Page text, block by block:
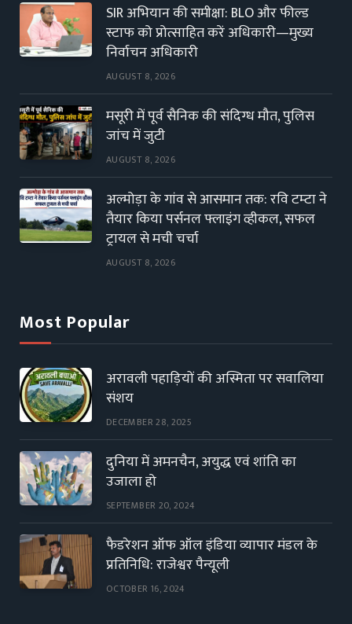
SIR अभियान की समीक्षा: BLO और फील्ड
स्टाफ को प्रोत्साहित करें अधिकारी—मुख्य
निर्वाचन अधिकारी
AUGUST 8, 2026
मसूरी में पूर्व सैनिक की संदिग्ध मौत, पुलिस
जांच में जुटी
AUGUST 8, 2026
अल्मोड़ा के गांव से आसमान तक: रवि टम्टा ने
तैयार किया पर्सनल फ्लाइंग व्हीकल, सफल
ट्रायल से मची चर्चा
AUGUST 8, 2026
Most Popular
अरावली पहाड़ियों की अस्मिता पर सवालिया
संशय
DECEMBER 28, 2025
दुनिया में अमनचैन, अयुद्ध एवं शांति का
उजाला हो
SEPTEMBER 20, 2024
फैडरेशन ऑफ ऑल इंडिया व्यापार मंडल के
प्रतिनिधि: राजेश्वर पैन्यूली
OCTOBER 16, 2024